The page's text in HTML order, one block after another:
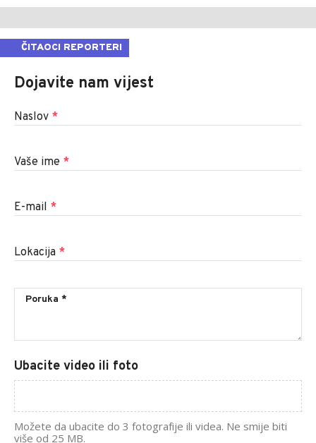
ČITAOCI REPORTERI
Dojavite nam vijest
Naslov *
Vaše ime *
E-mail *
Lokacija *
Ubacite video ili foto
Možete da ubacite do 3 fotografije ili videa. Ne smije biti
više od 25 MB.